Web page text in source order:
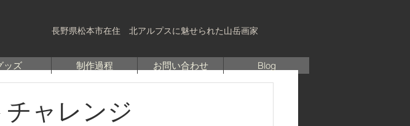
長野県松本市在住 北アルプスに魅せられた山岳画家
ッズ 制作過程 お問い合わせ Blog
ャレンジ